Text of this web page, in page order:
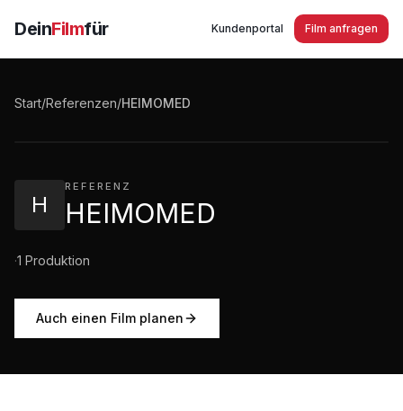
DeinFilmfür Kundenportal Film anfragen
Start/Referenzen/HEIMOMED
H
REFERENZ
HEIMOMED
·1 Produktion
Auch einen Film planen